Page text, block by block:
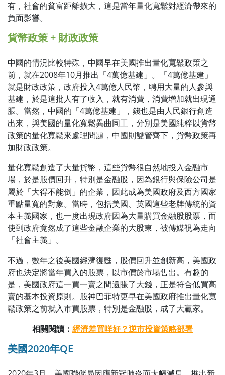
有，社會的貧富距離擴大，這是當年量化寬鬆對經濟帶來的
負面影響。
貨幣政策 + 財政政策
中國的情況比較特殊，中國早在美國推出量化寬鬆政策之
前，就在2008年10月推出「4萬億基建」。「4萬億基建」
就是財政政策，政府投入4萬億人民幣，聘用大量的人參與
基建，於是這批人有了收入，就有消費，消費增加就出現通
脹。當然，中國的「4萬億基建」，錢也是由人民銀行創造
出來，與美國的量化寬鬆異曲同工，分別是美國純粹以貨幣
政策的量化寬鬆來處理問題，中國則雙管齊下，貨幣政策再
加財政政策。
量化寬鬆創造了大量貨幣，這些貨幣很自然地投入金融市
場，於是股價回升，特別是金融股，因為銀行與保險公司是
屬於「大得不能倒」的企業，因此成為美國政府及西方國家
重點量寬的對象。當時，包括美國、英國這些老牌傳統的資
本主義國家，也一度出現政府因為大量購買金融股股票，而
使到政府竟然成了這些金融企業的大股東，被傳媒視為走向
「社會主義」。
不過，數年之後美國經濟復甦，股價回升並創新高，美國政
府也決定將當年買入的股票，以市價於市場售出。有趣的
是，美國政府這一買一賣之間還賺了大錢，正是符合低買高
賣的基本投資原則。股神巴菲特更早在美國政府推出量化寬
鬆政策之前就入市買股票，特別是金融股，成了大贏家。
相關閱讀： 經濟差買咩好？逆市投資策略部署
美國2020年QE